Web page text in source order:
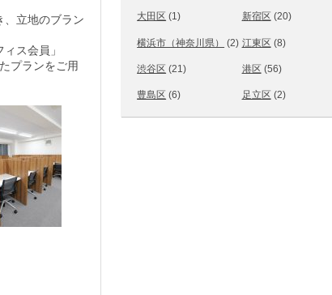
、立地のブラン
ス会員」
プランをご用
大田区 (1) 新宿区 (20)
横浜市（神奈川県） (2) 江東区 (8)
渋谷区 (21) 港区 (56)
豊島区 (6) 足立区 (2)